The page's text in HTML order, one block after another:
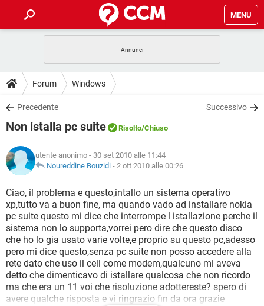
MENU
INTRATTENIMENTO
iOS
INSTAGRAM WHATSAPP
TIKTOK
HARDWARE
GUIDE
COVID-19
INSTAGRAM WHATSAPP
TIKTOK
HARDWARE
DOWNLOAD
COVID-19 GAMING
INTRATTENIMENTO
iOS WINDOWS 10
INSTAGRAM WHATSAPP
TIKTOK FACEBOOK
HARDWARE
COVID-19 GAMING
INTRATTENIMENTO
iOS WINDOWS 10
INSTAGRAM WHATSAPP
TIKTOK FACEBOOK
HARDWARE
GLOSSARIO
COVID-19 GAMING
INTRATTENIMENTO ANDROID
iOS WINDOWS 10
INSTAGRAM WHATSAPP
TIKTOK FACEBOOK
HARDWARE
Forum Windows
Precedente Successivo
Non istalla pc suite Risolto/Chiuso
utente anonimo - 30 set 2010 alle 11:44
Noureddine Bouzidi - 2 ott 2010 alle 00:26
Ciao, il problema e questo,intallo un sistema operativo
xp,tutto va a buon fine, ma quando vado ad installare nokia
pc suite questo mi dice che interrompe l istallazione perche il
sistema non lo supporta,vorrei pero dire che questo disco
che ho lo gia usato varie volte,e proprio su questo pc,adesso
pero mi dice questo,senza pc suite non posso accedere alla
rete dato che uso il cell come modem,qualcuno mi aveva
detto che dimenticavo di istallare qualcosa che non ricordo
ma che era un 11 voi che risoluzione adottereste? spero di
avere qualche risposta e vi ringrazio fin da ora grazie